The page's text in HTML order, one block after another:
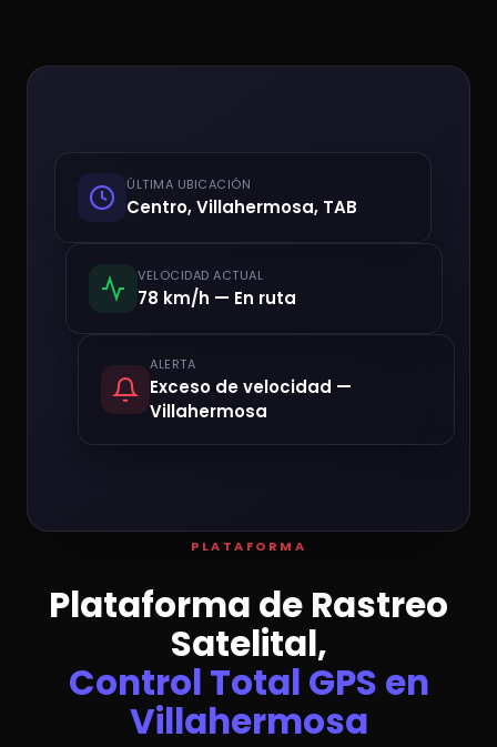
ÚLTIMA UBICACIÓN
Centro, Villahermosa, TAB
VELOCIDAD ACTUAL
78 km/h — En ruta
ALERTA
Exceso de velocidad —
Villahermosa
PLATAFORMA
Plataforma de Rastreo
Satelital,
Control Total GPS en
Villahermosa